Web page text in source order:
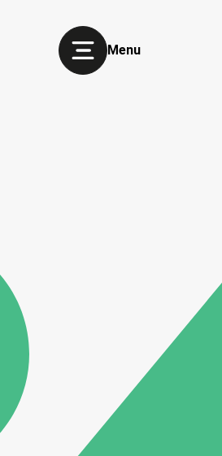
Menu